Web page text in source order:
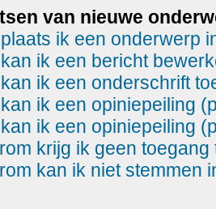
van nieuwe
ik een onderwerp
ik een bericht
ik een onderschrift
ik een opiniepeiling
ik een opiniepeiling
krijg ik geen toegang
kan ik niet stemmen